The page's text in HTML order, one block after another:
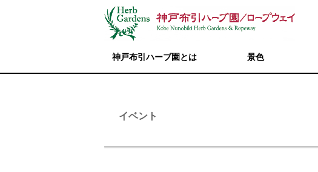
神戸布引ハーブ園とは 景色
イベント